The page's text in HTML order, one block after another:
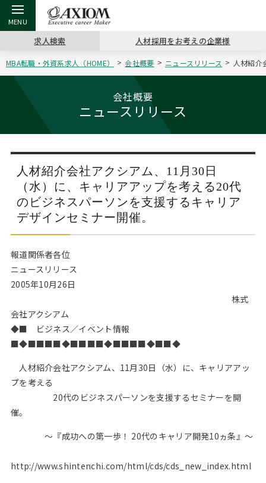
戻る
アクシアムの特長
戻る
代表メ
サービス案内
戻る
“展”職
“展”職
コンサルタントの紹介
戻る
キャリア支援 TOP
キャリアデザイン講座
（最新求人市場動向）
戻る
転職活
MBAキ
ステージ別アドバイス
MBAの転職事例
MBAからのFAQ
MBA留学生数の推移
戻る
主な10
インターン受入企業一覧
MBAを生かす求人特集
年齢と年収の相関図
戻る
転職ツール TOP
英文レジュメの書き方
戻る
キーワ
英文レ
職務経歴書の書き方
日本語履歴書テンプレート
よくある面接Q&A集
Web面接の準備・注意点
戻る
転職コラム TOP
“展”職相談室
転職市場の明日をよめ
コンサルティングの現場から
転職成功への4つの鍵
注目企業インタビュー
戻る
イベント・セミナー TOP
キャリアデザインセミナー
MBA壮行会カレンダー
ジョブフェア
海外セミナー
プロ経営者の特別セミナー
MBA NETWORKING
戻る
会社概要 TOP
主なクライアント
アクセス
採用情報
ニュースリリース
求人検索 人材採用をお考えの企業様
MBA転職・外資系求人（HOME） 会社概要 ニュースリリース 人材紹介
会社概要
ニュースリリース
人材紹介会社アクシアム、11月30日
（水）に、キャリアアップを考える20代
のビジネスパーソンを支援するキャリア
デザインセミナー開催。
報道関係者各位
ニュースリリース
2005年10月26日
株式
会社アクシアム
◆■ ビジネス／イベント情報
■◆■■■■◆■■■■◆■■■■◆■■◆
人材紹介会社アクシアム、11月30日（水）に、キャリアアッ
プを考える
20代のビジネスパーソンを支援するセミナーを開
催。
～『成功への第一歩！ 20代のキャリア開発10ヵ条』～
http://www.shintenchi.com/html/cds/cds_new_index.html